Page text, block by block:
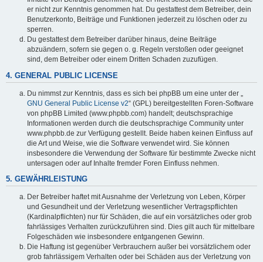
er nicht zur Kenntnis genommen hat. Du gestattest dem Betreiber, dein
Benutzerkonto, Beiträge und Funktionen jederzeit zu löschen oder zu
sperren.
Du gestattest dem Betreiber darüber hinaus, deine Beiträge
abzuändern, sofern sie gegen o. g. Regeln verstoßen oder geeignet
sind, dem Betreiber oder einem Dritten Schaden zuzufügen.
4. GENERAL PUBLIC LICENSE
Du nimmst zur Kenntnis, dass es sich bei phpBB um eine unter der „
GNU General Public License v2“ (GPL) bereitgestellten Foren-Software
von phpBB Limited (www.phpbb.com) handelt; deutschsprachige
Informationen werden durch die deutschsprachige Community unter
www.phpbb.de zur Verfügung gestellt. Beide haben keinen Einfluss auf
die Art und Weise, wie die Software verwendet wird. Sie können
insbesondere die Verwendung der Software für bestimmte Zwecke nicht
untersagen oder auf Inhalte fremder Foren Einfluss nehmen.
5. GEWÄHRLEISTUNG
Der Betreiber haftet mit Ausnahme der Verletzung von Leben, Körper
und Gesundheit und der Verletzung wesentlicher Vertragspflichten
(Kardinalpflichten) nur für Schäden, die auf ein vorsätzliches oder grob
fahrlässiges Verhalten zurückzuführen sind. Dies gilt auch für mittelbare
Folgeschäden wie insbesondere entgangenen Gewinn.
Die Haftung ist gegenüber Verbrauchern außer bei vorsätzlichem oder
grob fahrlässigem Verhalten oder bei Schäden aus der Verletzung von